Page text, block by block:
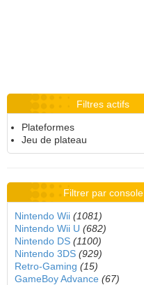
Filtres actifs
Plateformes
Jeu de plateau
Filtrer par console
Nintendo Wii (1081)
Nintendo Wii U (682)
Nintendo DS (1100)
Nintendo 3DS (929)
Retro-Gaming (15)
GameBoy Advance (67)